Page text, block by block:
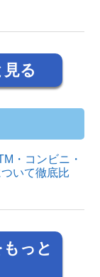
る
・コンビニ・
いて徹底比
っと